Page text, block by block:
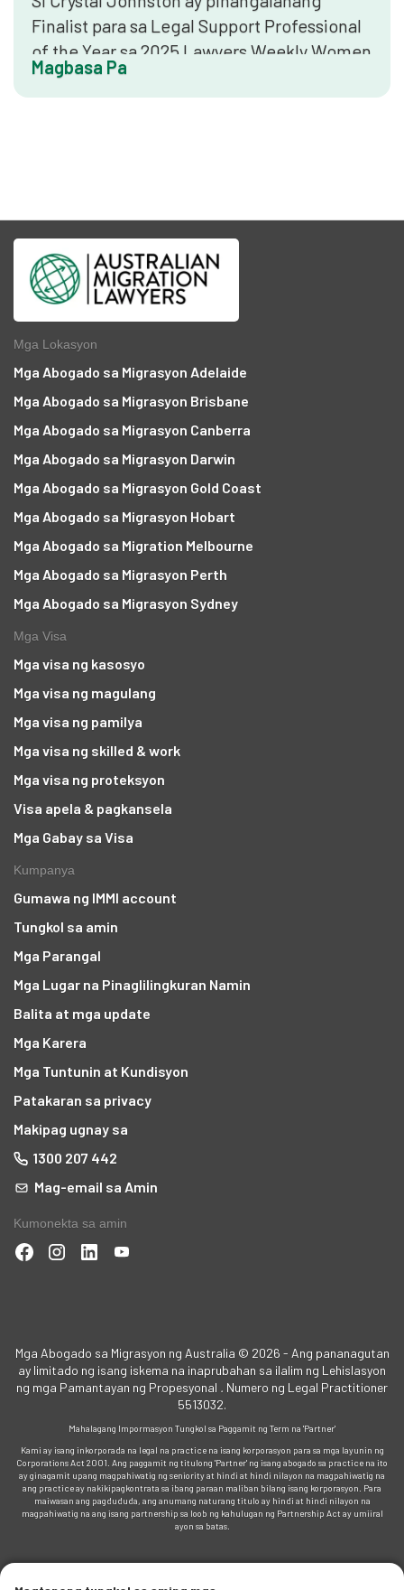
Finalist para sa Legal Support Professional
of the Year sa 2025 Lawyers Weekly Women
in Law Awards. Kinikilala ng parangal na ito
ang mga natatanging propesyonal na hindi
Magbasa Pa
Mga Lokasyon
Mga Abogado sa Migrasyon Adelaide
Mga Abogado sa Migrasyon Brisbane
Mga Abogado sa Migrasyon Canberra
Mga Abogado sa Migrasyon Darwin
Mga Abogado sa Migrasyon Gold Coast
Mga Abogado sa Migrasyon Hobart
Mga Abogado sa Migration Melbourne
Mga Abogado sa Migrasyon Perth
Mga Abogado sa Migrasyon Sydney
Mga Visa
Mga visa ng kasosyo
Mga visa ng magulang
Mga visa ng pamilya
Mga visa ng skilled & work
Mga visa ng proteksyon
Visa apela & pagkansela
Mga Gabay sa Visa
Kumpanya
Gumawa ng IMMI account
Tungkol sa amin
Mga Parangal
Mga Lugar na Pinaglilingkuran Namin
Balita at mga update
Mga Karera
Mga Tuntunin at Kundisyon
Patakaran sa privacy
Makipag ugnay sa
1300 207 442
Mag-email sa Amin
Kumonekta sa amin
Mga Abogado sa Migrasyon ng Australia © 2026 - Ang pananagutan
ay limitado ng isang iskema na inaprubahan sa ilalim ng Lehislasyon
ng mga Pamantayan ng Propesyonal . Numero ng Legal Practitioner
5513032.
Mahalagang Impormasyon Tungkol sa Paggamit ng Term na 'Partner'
Kami ay isang inkorporada na legal na practice na isang korporasyon para sa mga layunin ng
Corporations Act 2001. Ang paggamit ng titulong 'Partner' ng isang abogado sa practice na ito
ay ginagamit upang magpahiwatig ng seniority at hindi at hindi nilayon na magpahiwatig na
ang practice ay nakikipagkontrata sa ibang paraan maliban bilang isang korporasyon. Para
maiwasan ang pagdududa, ang anumang naturang titulo ay hindi at hindi nilayon na
magpahiwatig na ang isang partnership sa loob ng kahulugan ng Partnership Act ay umiiral
ayon sa batas.